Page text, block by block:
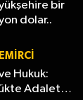
Kurlar
bir
dolar..
Hukuk:
Adalet